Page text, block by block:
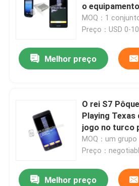
o
pôquer
MOQ：1
Preço：USD 0-
Melhor preço
O rei S7
Playing Texas
jogo no turco
pôquer
MOQ：um grupo
Preço：
Melhor preço